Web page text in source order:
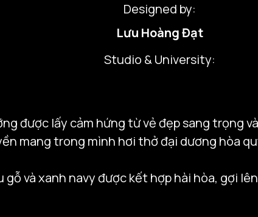
Designed by:
Lưu Hoàng Đạt
Studio & University:
được lấy cảm hứng từ vẻ đẹp sang trọng
mang trong mình hơi thở đại dương hòa
gỗ và xanh navy được kết hợp hài hòa, gợi